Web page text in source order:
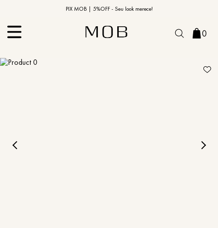
PIX MOB | 5%OFF - Seu look merece!
10% OFF na primeira compra | Cupom: BEMVINDO10*
0